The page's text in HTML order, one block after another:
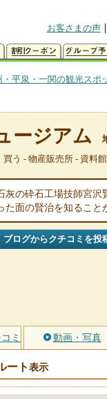
お客さまの声
・平泉・一関の観光スポ
ージアム
買う - 物産販売所 - 資料
灰の砕石工場技師宮沢
た面の賢治を知ること
ブログからクチコミを投
ミ 動画・写真
ート表示